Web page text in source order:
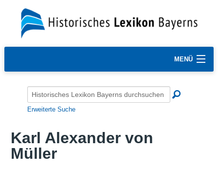
MENÜ
Erweiterte Suche
Karl Alexander von
Müller